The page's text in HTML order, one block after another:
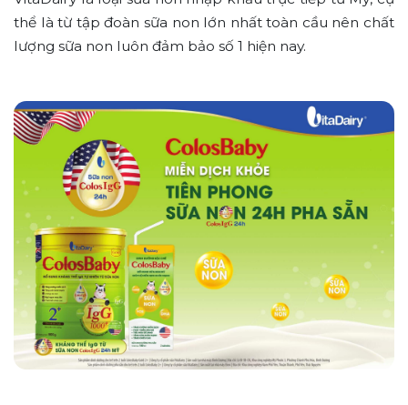
thể là từ tập đoàn sữa non lớn nhất toàn cầu nên chất
lượng sữa non luôn đảm bảo số 1 hiện nay.